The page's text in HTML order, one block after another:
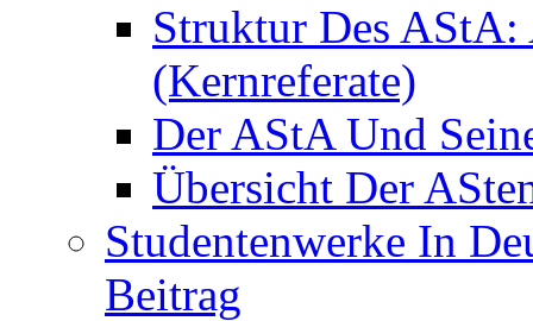
Struktur Des
(Kernreferate)
Der AStA Und
Übersicht Der
Studentenwerke In
Beitrag